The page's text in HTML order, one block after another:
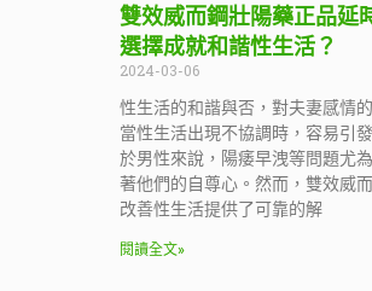
雙效威而鋼壯陽藥正品延
選擇成就和諧性生活？
2024-03-06
性生活的和諧與否，對夫妻感情
當性生活出現不協調時，容易引
於男性來說，陽痿早洩等問題尤
著他們的自尊心。然而，雙效威
改善性生活提供了可靠的解
閱讀全文»